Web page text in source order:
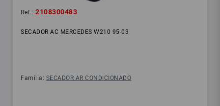
Ref.: 2108300483
SECADOR AC MERCEDES W210 95-03
Família: SECADOR AR CONDICIONADO